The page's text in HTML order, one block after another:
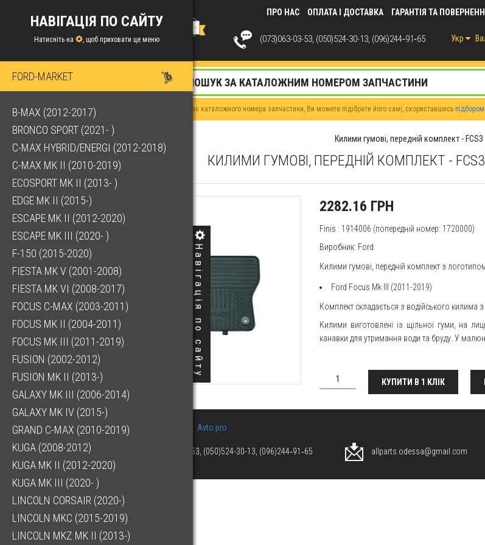
Навігація по сайту
ПРО НАС ОПЛАТА І ДОСТАВКА ГАРАНТІЯ ТА
Укр
(073)063-03-53, (050)524-30-13, (096)244‑91‑65
НАВІГАЦІЯ ПО САЙТУ
Натисніть на , щоб приховати це меню
FORD-MARKET
B-MAX (2012-2017)
BRONCO SPORT (2021- )
C-MAX HYBRID/ENERGI (2012-2018)
C-MAX MK II (2010-2019)
ECOSPORT MK II (2013- )
EDGE MK II (2015-)
ESCAPE MK II (2012-2020)
ESCAPE MK III (2020- )
F-150 (2015-2020)
FIESTA MK V (2001-2008)
FIESTA MK VI (2008-2017)
FOCUS C-MAX (2003-2011)
FOCUS MK II (2004-2011)
FOCUS MK III (2011-2019)
FUSION (2002-2012)
FUSION MK II (2013-)
GALAXY MK III (2006-2014)
GALAXY MK IV (2015-)
GRAND C-MAX (2010-2019)
KUGA (2008-2012)
KUGA MK II (2012-2020)
KUGA MK III (2020- )
LINCOLN CORSAIR (2020-)
LINCOLN MKC (2015-2019)
LINCOLN MKZ MK II (2013-)
Якщо у Вас немає каталожного номера запчастини, Ви можете підібрати його самі, скориставшись
Килими гумові, передній комплект - FCS3
КИЛИМИ ГУМОВІ, ПЕРЕДНІЙ КОМПЛЕКТ - FCS3
2282.16 ГРН
Finis : 1914006 (попередній номер: 1720000)
Виробник: Ford
Килими гумові, передній комплект з
Ford Focus Mk III (2011-2019)
Комплект складається з водійського килима
Килими виготовлені із щільної гуми, на
канавки для утримання води та бруду. У
КУПИТИ В 1 КЛІК
Avto.pro
(073)063-03-53, (050)524-30-13, (096)244‑91‑65 allparts.odessa@gmail.com